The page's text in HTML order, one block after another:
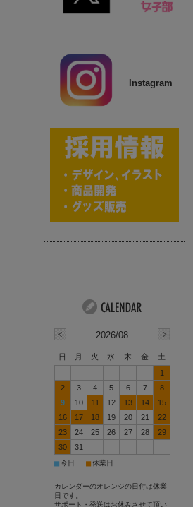
Instagram
2026/08
日 月 火 水 木 金
土
1
2
3 4 5 6 7
8
9
10 11 12 13 14
15
16
17 18 19 20 21
22
23
24 25 26 27 28
29
30
31
■今日 ■休業日
カレンダーのオレンジの日付は休業
日です。
サポート・発送はお休みさせて頂い